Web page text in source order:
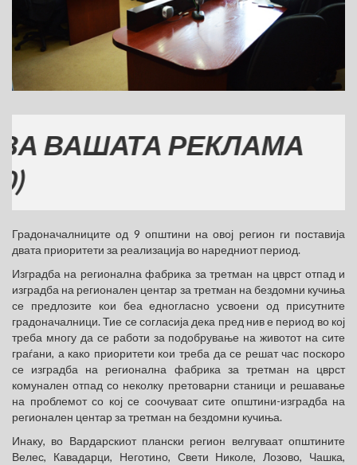
РЕКЛАМА
Градоначалниците од 9 општини на овој регион ги поставија
двата приоритети за реализација во наредниот период.
Изградба на регионална фабрика за третман на цврст отпад и
изградба на регионален центар за третман на бездомни кучиња
се предлозите кои беа едногласно усвоени од присутните
градоначалници. Тие се согласија дека пред нив е период во кој
треба многу да се работи за подобрување на животот на сите
граѓани, а како приоритети кои треба да се решат час поскоро
се изградба на регионална фабрика за третман на цврст
комунален отпад со неколку претоварни станици и решавање
на проблемот со кој се соочуваат сите општини-изградба на
регионален центар за третман на бездомни кучиња.
Инаку, во Вардарскиот плански регион велгуваат општините
Велес, Кавадарци, Неготино, Свети Николе, Лозово, Чашка,